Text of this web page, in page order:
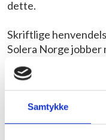
Samtykke
dette.
Skriftlige
Solera Norge
anstendige
kommunikasjon og
Johannessen, og vil
Solera ønsker å ta